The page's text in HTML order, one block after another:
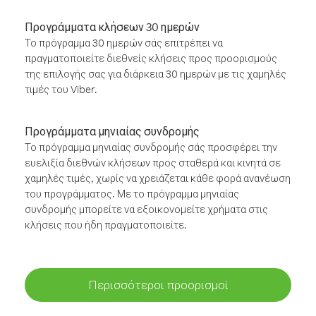
Προγράμματα κλήσεων 30 ημερών
Το πρόγραμμα 30 ημερών σάς επιτρέπει να
πραγματοποιείτε διεθνείς κλήσεις προς προορισμούς
της επιλογής σας για διάρκεια 30 ημερών με τις χαμηλές
τιμές του Viber.
Προγράμματα μηνιαίας συνδρομής
Το πρόγραμμα μηνιαίας συνδρομής σάς προσφέρει την
ευελιξία διεθνών κλήσεων προς σταθερά και κινητά σε
χαμηλές τιμές, χωρίς να χρειάζεται κάθε φορά ανανέωση
του προγράμματος. Με το πρόγραμμα μηνιαίας
συνδρομής μπορείτε να εξοικονομείτε χρήματα στις
κλήσεις που ήδη πραγματοποιείτε.
Περισσότεροι προορισμοί